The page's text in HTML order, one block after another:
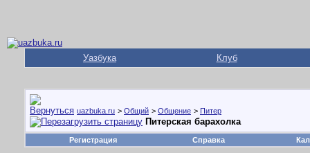
Уазбука Клуб
uazbuka.ru > Общий > Общение > Питер
Питерская барахолка
Регистрация Справка